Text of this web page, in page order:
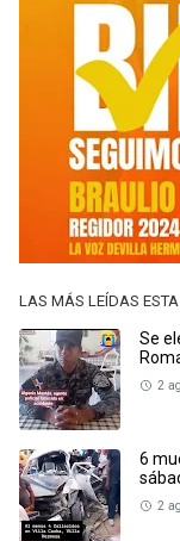
LAS MÁS LEÍDAS
Se
2
6
2